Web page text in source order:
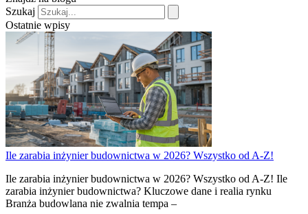
Szukaj
Ostatnie wpisy
Ile zarabia inżynier budownictwa w 2026? Wszystko od A-Z!
Ile zarabia inżynier budownictwa w 2026? Wszystko od A-Z! Ile
zarabia inżynier budownictwa? Kluczowe dane i realia rynku
Branża budowlana nie zwalnia tempa –